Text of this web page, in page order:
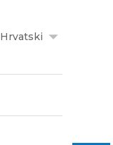
Hrvatski